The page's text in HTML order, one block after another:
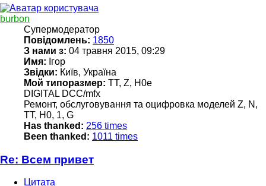
burbon
Супермодератор
Повідомлень: 1850
З нами з: 04 травня 2015, 09:29
Имя: Ігор
Звідки: Київ, Україна
Мой типоразмер: TT, Z, H0e
DIGITAL DCC/mfx
Ремонт, обслуговування та оцифровка моделей Z, N,
TT, H0, 1, G
Has thanked: 256 times
Been thanked: 1011 times
Re: Всем привет
Цитата